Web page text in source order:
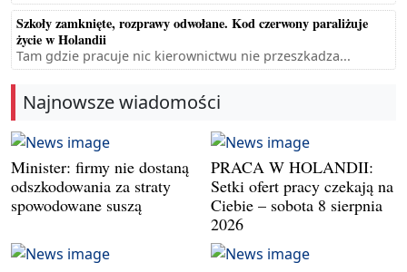
Szkoły zamknięte, rozprawy odwołane. Kod czerwony paraliżuje
życie w Holandii
Tam gdzie pracuje nic kierownictwu nie przeszkadza...
Najnowsze wiadomości
Minister: firmy nie dostaną
odszkodowania za straty
spowodowane suszą
PRACA W HOLANDII:
Setki ofert pracy czekają na
Ciebie – sobota 8 sierpnia
2026